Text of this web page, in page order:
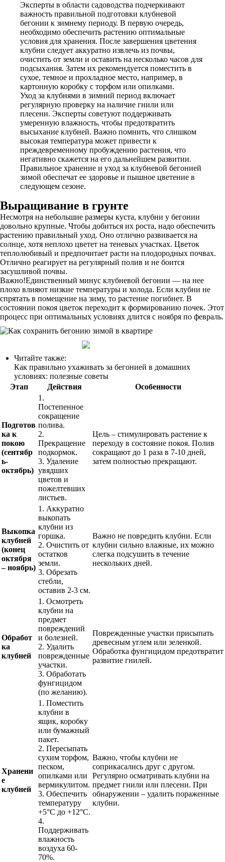
Эксперты в области садоводства подчеркивают
важность правильной подготовки клубневой
бегонии к зимнему периоду. В первую очередь,
необходимо обеспечить растению оптимальные
условия для хранения. После завершения цветения
клубни следует аккуратно извлечь из почвы,
очистить от земли и оставить на несколько часов для
подсыхания. Затем их рекомендуется поместить в
сухое, темное и прохладное место, например, в
картонную коробку с торфом или опилками.
Уход за клубнями в зимний период включает
регулярную проверку на наличие гнили или
плесени. Эксперты советуют поддерживать
умеренную влажность, чтобы предотвратить
высыхание клубней. Важно помнить, что слишком
высокая температура может привести к
преждевременному пробуждению растения, что
негативно скажется на его дальнейшем развитии.
Правильное хранение и уход за клубневой бегонией
зимой обеспечат ее здоровье и пышное цветение в
следующем сезоне.
Выращивание в грунте
Несмотря на небольшие размеры куста, клубни у бегонии
довольно крупные. Чтобы добиться их роста, надо обеспечить
растению правильный уход. Оно отлично развивается на
солнце, хотя неплохо цветет на теневых участках. Цветок
теплолюбивый и предпочитает расти на плодородных почвах.
Отлично реагирует на регулярный полив и не боится
засушливой почвы.
Важно!Единственный минус клубневой бегонии — на нее
плохо влияют низкие температуры и холода. Если клубни не
спрятать в помещение на зиму, то растение погибнет. В
состоянии покоя цветок переходит к формированию почек. Этот
процесс при оптимальных условиях длится с ноября по февраль.
Читайте также:
Как правильно ухаживать за бегонией в домашних
условиях: полезные советы
Этап
Действия Особенности
Подготов
ка к
покою
(сентябр
ь-
октябрь)
1.
Постепенное
сокращение
полива.
2.
Прекращение
подкормок.
3. Удаление
увядших
цветов и
пожелтевших
листьев.
Цель – стимулировать растение к
переходу в состояние покоя. Полив
сокращают до 1 раза в 7-10 дней,
затем полностью прекращают.
Выкопка
клубней
(конец
октября
– ноябрь)
1. Аккуратно
выкопать
клубни из
горшка.
2. Очистить от
остатков
земли.
3. Обрезать
стебли,
оставив 2-3 см.
Важно не повредить клубни. Если
клубни сильно влажные, их можно
слегка подсушить в течение
нескольких дней.
Обработ
ка
клубней
1. Осмотреть
клубни на
предмет
повреждений
и болезней.
2. Удалить
поврежденные
участки.
3. Обработать
фунгицидом
(по желанию).
Поврежденные участки присыпать
древесным углем или зеленкой.
Обработка фунгицидом предотвратит
развитие гнилей.
Хранени
е
клубней
1. Поместить
клубни в
ящик, коробку
или бумажный
пакет.
2. Пересыпать
сухим торфом,
песком,
опилками или
вермикулитом.
3. Обеспечить
температуру
+5°C до +12°C.
4.
Поддерживать
влажность
воздуха 60-
70%.
Важно, чтобы клубни не
соприкасались друг с другом.
Регулярно осматривать клубни на
предмет гнили или плесени. При
обнаружении – удалить пораженные
клубни.